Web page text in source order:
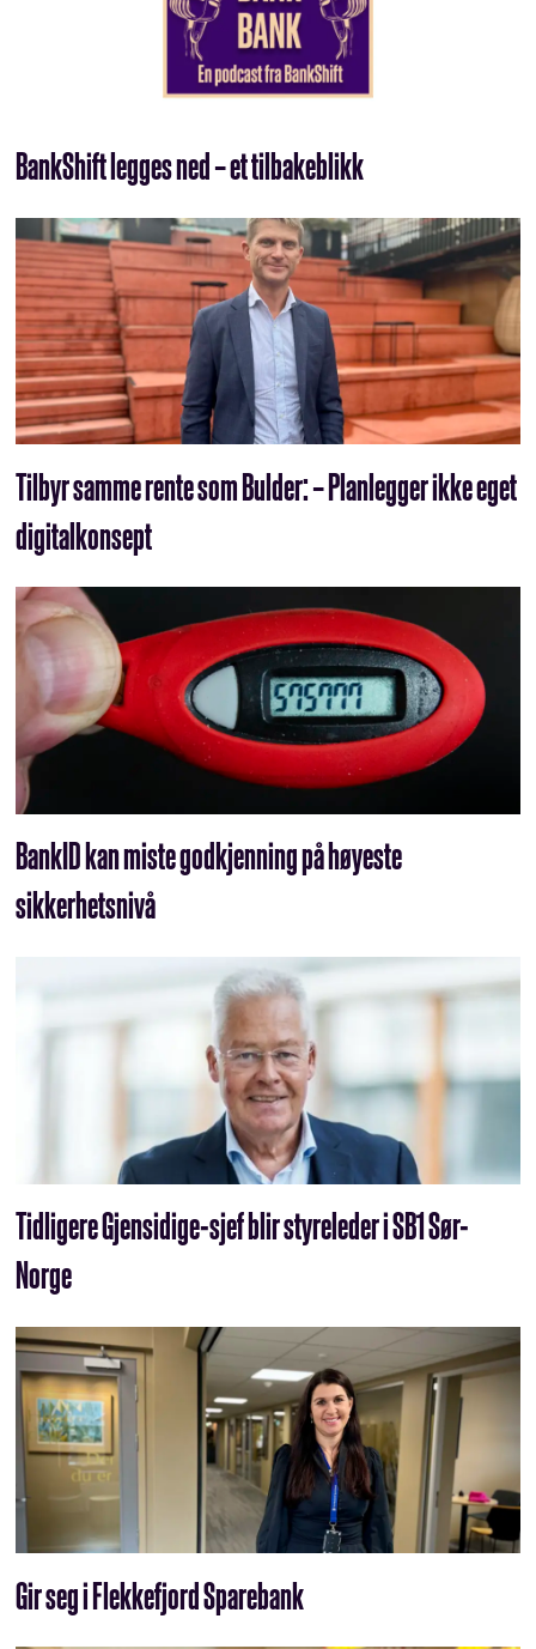
BankShift legges ned – et tilbakeblikk
Tilbyr samme rente som Bulder: – Planlegger ikke eget
digitalkonsept
BankID kan miste godkjenning på høyeste
sikkerhetsnivå
Tidligere Gjensidige-sjef blir styreleder i SB1 Sør-
Norge
Gir seg i Flekkefjord Sparebank